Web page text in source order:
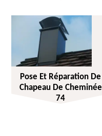
Pose Et Réparation De
Chapeau De Cheminée
74